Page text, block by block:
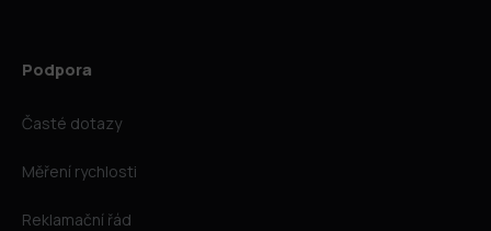
Podpora
Časté dotazy
Měření rychlosti
Reklamační řád